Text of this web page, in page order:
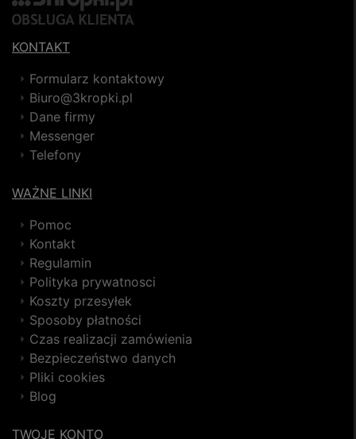
KONTAKT
Formularz kontaktowy
Biuro@3kropki.pl
Dane firmy
Messenger
Telefony
WAŻNE LINKI
Pomoc
Kontakt
Regulamin
Polityka prywatnosci
Koszty przesyłek
Sposoby płatności
Czas realizacji zamówienia
Bezpieczeństwo danych
Pliki cookies
Blog
TWOJE KONTO